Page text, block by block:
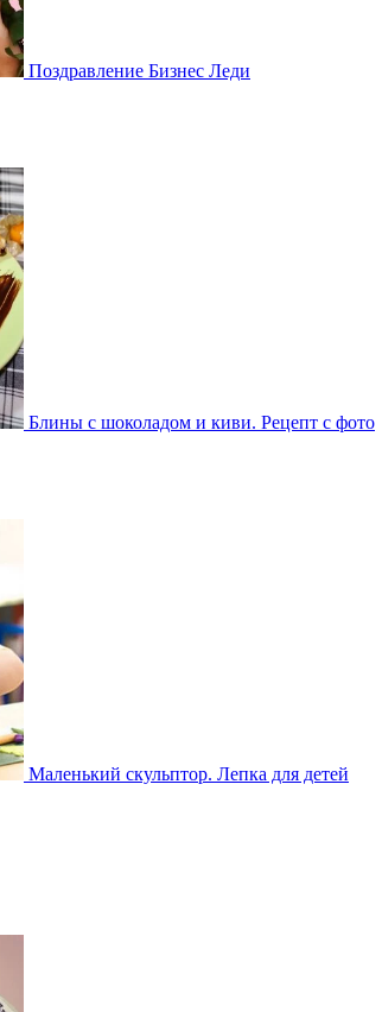
Поздравление Бизнес Леди
Блины с шоколадом и киви. Рецепт с фото
Маленький скульптор. Лепка для детей